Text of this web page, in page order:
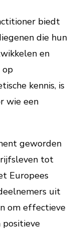
biedt
die hun
en
op
kennis, is
wie een
geworden
tot
Europees
uit
om effectieve
positieve